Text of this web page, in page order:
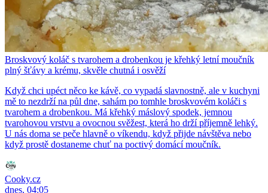
Broskvový koláč s tvarohem a drobenkou je křehký letní moučník
plný šťávy a krému, skvěle chutná i osvěží
Když chci upéct něco ke kávě, co vypadá slavnostně, ale v kuchyni
mě to nezdrží na půl dne, sahám po tomhle broskvovém koláči s
tvarohem a drobenkou. Má křehký máslový spodek, jemnou
tvarohovou vrstvu a ovocnou svěžest, která ho drží příjemně lehký.
U nás doma se peče hlavně o víkendu, když přijde návštěva nebo
když prostě dostaneme chuť na poctivý domácí moučník.
Cooky.cz
dnes, 04:05